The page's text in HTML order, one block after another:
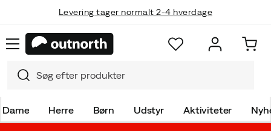
Levering tager normalt 2-4 hverdage
Dame Herre Børn Udstyr Aktiviteter